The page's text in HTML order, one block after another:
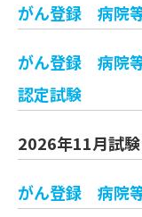
がん登録 病院
がん登録 病院
認定試験
2026年11月試験
がん登録 病院